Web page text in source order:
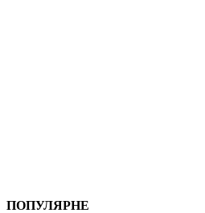
ПОПУЛЯРНЕ